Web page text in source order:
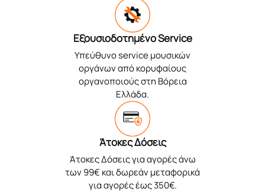
Εξουσιοδοτημένο Service
Υπεύθυνο service μουσικών
οργάνων από κορυφαίους
οργανοποιούς στη Βόρεια
Ελλάδα.
Άτοκες Δόσεις
Άτοκες Δόσεις για αγορές άνω
των 99€ και δωρεάν μεταφορικά
για αγορές έως 350€.